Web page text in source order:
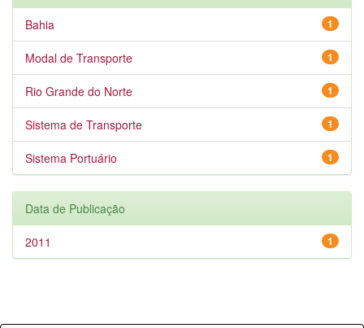
1
Bahia
1
Modal de Transporte
1
Rio Grande do Norte
1
Sistema de Transporte
1
Sistema Portuário
Data de Publicação
1
2011